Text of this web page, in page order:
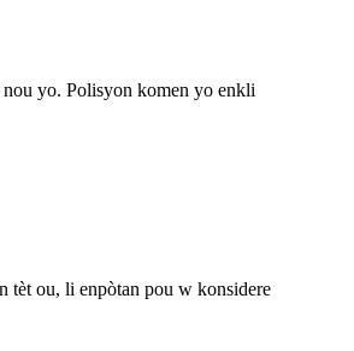
yo. Polisyon komen yo enkli
tèt ou, li enpòtan pou w konsidere